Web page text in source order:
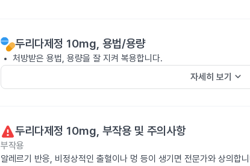
두리다제정 10mg, 용법/용량
처방받은 용법, 용량을 잘 지켜 복용합니다.
자세히 보기 keyboard_arrow_down
두리다제정 10mg, 부작용 및 주의사항
부작용
알레르기 반응, 비정상적인 출혈이나 멍 등이 생기면 전문가와 상의합